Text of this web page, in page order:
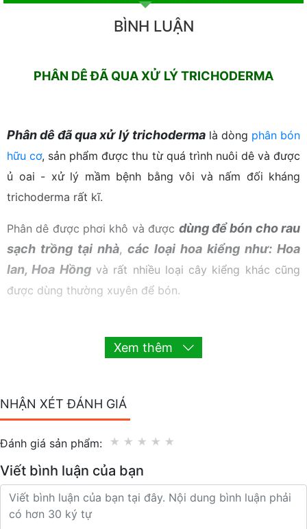
BÌNH LUẬN
PHÂN DÊ ĐÃ QUA XỬ LÝ TRICHODERMA
Phân dê đã qua xử lý trichodermalà dòng phân bón
hữu cơ, sản phẩm được thu từ quá trình nuôi dê và được
ủ oai - xử lý mầm bệnh bằng vôi và nấm đối kháng
trichoderma rất kĩ.
Phân dê được phơi khô và được dùng để bón cho rau
sạch trồng tại nhà, các loại hoa kiểng như: Hoa
lan, Hoa Hồngvà rất nhiều loại cây kiểng khác cũng
được dùng thường xuyên để bón.
Xem thêm
NHẬN XÉT ĐÁNH GIÁ
Đánh giá sản phẩm:
Viết bình luận của bạn